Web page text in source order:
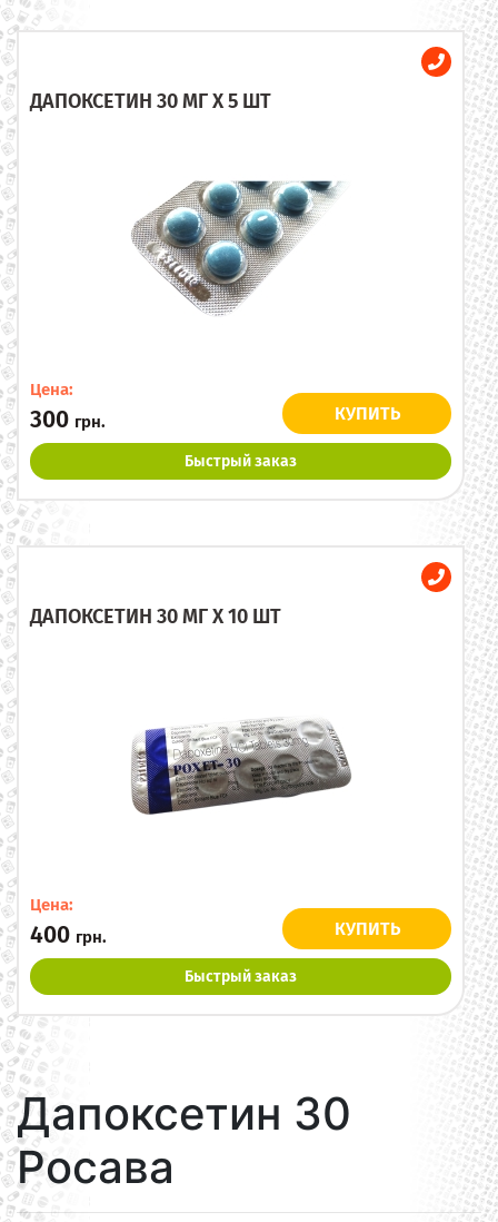
ДАПОКСЕТИН 30 МГ X 5 ШТ
Цена:
300 грн. КУПИТЬ
Быстрый заказ
ДАПОКСЕТИН 30 МГ X 10 ШТ
Цена:
400 грн. КУПИТЬ
Быстрый заказ
Дапоксетин 30
Росава